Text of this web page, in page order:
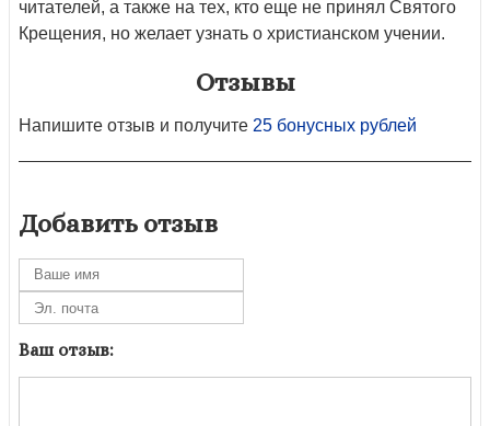
читателей, а также на тех, кто еще не принял Святого
Крещения, но желает узнать о христианском учении.
Отзывы
Напишите отзыв и получите 25 бонусных рублей
Добавить отзыв
Ваш отзыв: